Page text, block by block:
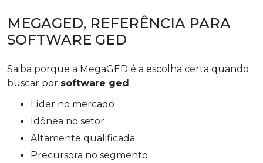
MEGAGED, REFERÊNCIA PARA
SOFTWARE GED
Saiba porque a MegaGED é a escolha certa quando
buscar por software ged:
líder no mercado
idônea no setor
altamente qualificada
precursora no segmento